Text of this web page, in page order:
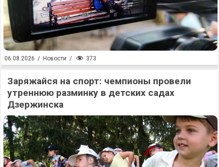
06.08.2026 / Новости / 373
Заряжайся на спорт: чемпионы провели
утреннюю разминку в детских садах
Дзержинска